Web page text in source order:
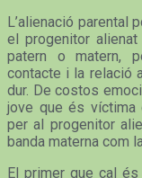
L’alienació parental
el progenitor
patern o matern,
contacte i la relació
dur. De costos
jove que és víctima
per al progenitor
banda materna com
El primer que cal